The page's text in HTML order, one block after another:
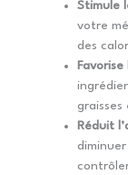
Stimule
votre
des
Réduit